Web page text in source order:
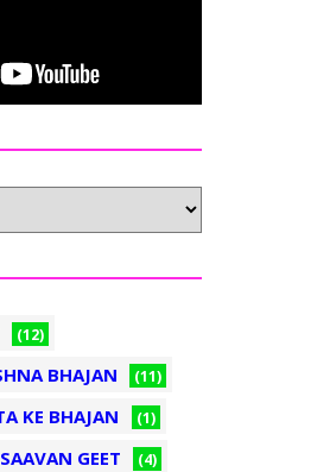
(12)
BHAJAN (11)
KE BHAJAN (1)
SAAVAN GEET (4)